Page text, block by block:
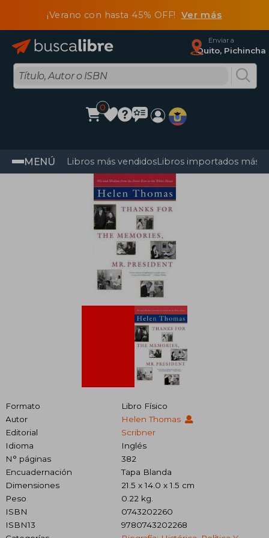
¡Verano con hasta 45% OFF! Ver más
Enviar a
Quito, Pichincha
0
MENÚ Libros más vendidosLibros importados más
Formato
Libro Físico
Autor
Helen Thomas
Editorial
Scribner
Idioma
Inglés
N° páginas
382
Encuadernación
Tapa Blanda
Dimensiones
21.5 x 14.0 x 1.5 cm
Peso
0.22 kg.
ISBN
0743202260
ISBN13
9780743202268